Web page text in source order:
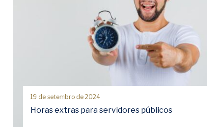
19 de setembro de 2024
Horas extras para servidores públicos